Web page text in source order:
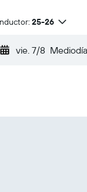
25-26
vie. 7/8 Mediodía